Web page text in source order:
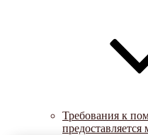
Требования к